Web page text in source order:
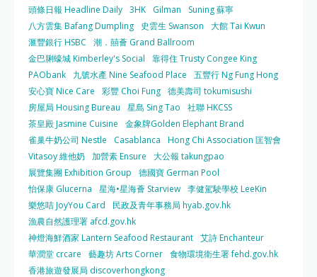
頭條日報 Headline Daily 3HK Gilman
Suning 蘇寧
八方雲集 Bafang Dumpling
史雲生 Swanson
大館 Tai Kwun
滙豐銀行 HSBC
潮．囍薈 Grand Ballroom
金巴脷蠔城 Kimberley's Social
靠得住 Trusty Congee King
PAObank
九號水產 Nine Seafood Place
五豐行 Ng Fung Hong
安心寶 Nice Care
彩豐 Choi Fung 德美壽司 tokumisushi
房屋局 Housing Bureau
星島 Sing Tao
社聯 HKCSS
茶皇殿 Jasmine Cuisine
金象牌Golden Elephant Brand
雀巢牛奶公司 Nestle
Casablanca
Hong Chi Association 匡智會
Vitasoy 維他奶
加營素 Ensure
大公報 takungpao
展覽集團 Exhibition Group
德國寶 German Pool
怡保康 Glucerna
星海•星海薈 Starview 李健駕駛學校 LeeKin
樂悠咭 JoyYou Card
民政及青年事務局 hyab.gov.hk
漁農自然護理署 afcd.gov.hk
神燈海鮮酒家 Lantern Seafood Restaurant 艾詩 Enchanteur
華潤堂 crcare
藝趣坊 Arts Corner 食物環境衛生署 fehd.gov.hk
香港旅遊發展局 discoverhongkong